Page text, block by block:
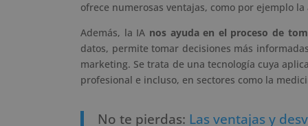
ofrece numerosas ventajas, como por ejemplo
Además, la IA nos ayuda en el proceso de
datos, permite tomar decisiones más
marketing. Se trata de una tecnología cuya
profesional e incluso, en sectores como la
No te pierdas: Las ventajas y